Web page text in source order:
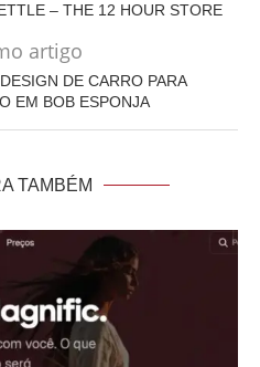
– THE 12 HOUR STORE
artigo
DE CARRO PARA
EM BOB ESPONJA
TAMBÉM